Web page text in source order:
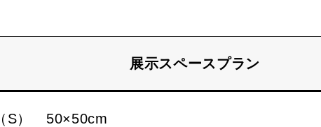
展示スペースプラン
（S） 50×50cm